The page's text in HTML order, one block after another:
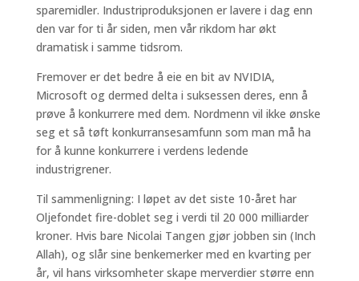
sparemidler. Industriproduksjonen er lavere i dag enn
den var for ti år siden, men vår rikdom har økt
dramatisk i samme tidsrom.
Fremover er det bedre å eie en bit av NVIDIA,
Microsoft og dermed delta i suksessen deres, enn å
prøve å konkurrere med dem. Nordmenn vil ikke ønske
seg et så tøft konkurransesamfunn som man må ha
for å kunne konkurrere i verdens ledende
industrigrener.
Til sammenligning: I løpet av det siste 10-året har
Oljefondet fire-doblet seg i verdi til 20 000 milliarder
kroner. Hvis bare Nicolai Tangen gjør jobben sin (Inch
Allah), og slår sine benkemerker med en kvarting per
år, vil hans virksomheter skape merverdier større enn